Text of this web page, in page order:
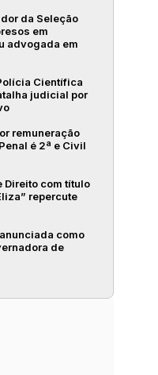
da Seleção
em
advogada em
Científica
judicial por
remuneração
é 2ª e Civil
Direito com título
repercute
como
de